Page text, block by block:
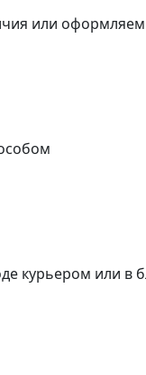
или оформляем
курьером или